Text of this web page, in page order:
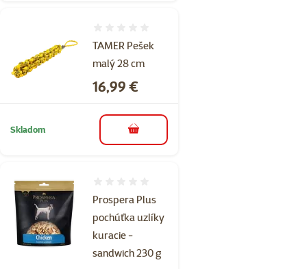
TAMER Pešek
malý 28 cm
Cena
16,99 €
Skladom do košíka
Prospera Plus
pochúťka uzlíky
kuracie -
sandwich 230 g